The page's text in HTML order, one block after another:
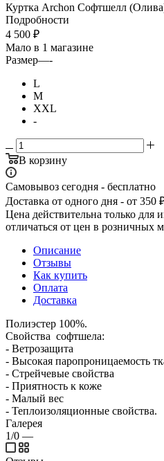
Куртка Archon Софтшелл
Подробности
4 500 ₽
Мало в 1 магазине
Размер—-
L
M
XXL
-
В корзину
Самовывоз сегодня - бесплатно
Доставка от одного дня - от 350
Цена действительна только для
отличаться от цен в розничных
Описание
Отзывы
Как купить
Оплата
Доставка
Полиэстер 100%.
Свойства софтшела:
- Ветрозащита
- Высокая паропроницаемость
- Стрейчевые свойства
- Приятность к коже
- Малый вес
- Теплоизоляционные свойства.
Галерея
1/0 —